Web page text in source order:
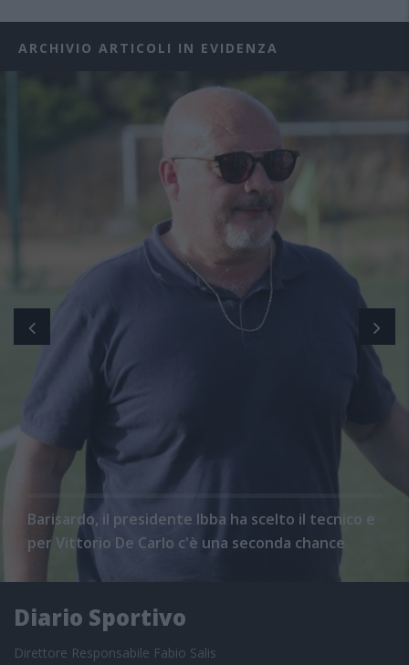
ARCHIVIO ARTICOLI IN EVIDENZA
Barisardo, il presidente Ibba ha scelto il tecnico e
per Vittorio De Carlo c'è una seconda chance
Diario Sportivo
Direttore Responsabile Fabio Salis